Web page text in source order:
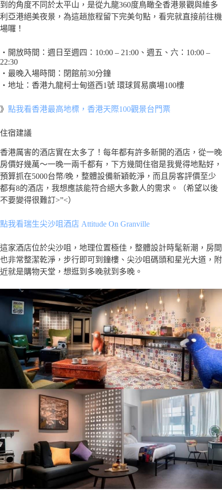
到的角度不同於太平山，是從九龍360度鳥瞰全香港景觀與維多
利亞港絕美夜景，為這趟旅程留下完美句點，看完就直接前往機
場囉！
・開放時間：週日至週四：10:00 – 21:00、週五、六：10:00 –
22:30
・最晚入場時間：閉館前30分鐘
・地址：香港九龍柯士甸道西1號 環球貿易廣場100樓
》 點我看香港最高地標，香港天際100觀景台門票
住宿建議
香港厲害的酒店實在太多了！每年都有許多新開的酒店，從一晚
房價好幾萬～一晚一兩千都有，下方幾間住宿是我覺得地點好，
預算抓在5000台幣/晚，整體設備新穎乾淨，而且房客評價至少
都有8的酒店，我想應該能符合絕大多數人的需求。（希望以後
不要變得很難訂>”<）
點我看瑞生尖沙咀酒店 Attitude On Granville
這家酒店位於尖沙咀，地理位置極佳，整體設計時髦新潮，房間
也非常整潔乾淨，步行即可到鐘樓、尖沙咀碼頭和星光大道，附
近就是購物天堂，想逛到多晚就到多晚。